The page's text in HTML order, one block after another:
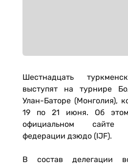
Шестнадцать
выступят на турнире
Улан-Баторе (Монголия),
19 по 21 июня. Об
официальном сайте
федерации дзюдо (IJF).
В состав делегации